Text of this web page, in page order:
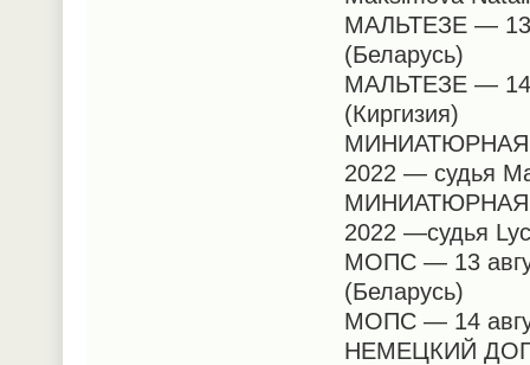
МАЛЬТЕЗЕ — 13
(Беларусь)
МАЛЬТЕЗЕ — 14
(Киргизия)
МИНИАТЮРНАЯ
2022 — судья
МИНИАТЮРНАЯ
2022 —судья
МОПС — 13
(Беларусь)
МОПС — 14
НЕМЕЦКИЙ ДОГ